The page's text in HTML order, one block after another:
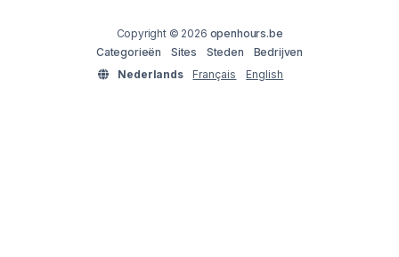
Copyright © 2026 openhours.be
Categorieën
Sites Steden
Bedrijven
Nederlands
Français English